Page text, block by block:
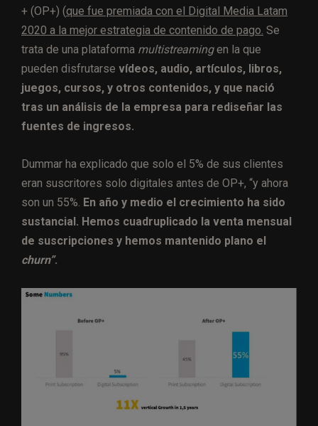
+ (OP+) (que fue premiada con el Digital Media Latam
2020 a la mejor estrategia de contenido de pago. Se
trata de una plataforma multistreamingen la que
pueden disfrutarse vídeos, audio, artículos, libros,
juegos, cursos, y otros contenidos, y que nació
tras un análisis de la empresa para rediseñar las
fuentes de ingresos.
Dummar ha explicado que solo el 5% de sus clientes
eran suscritores solo digitales antes de OP+, “y ahora
son un 55%. En año y medio el crecimiento ha sido
sustancial. Hemos cuadruplicado la venta mensual
de suscripciones y hemos mantenido plano el
churn”.